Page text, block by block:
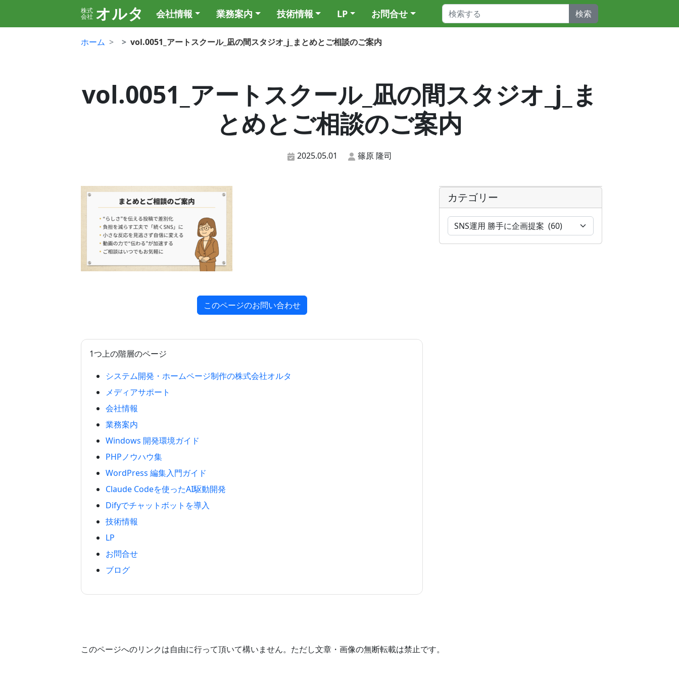
株式
会社 オルタ 会社情報 業務案内 技術情報 LP お問合せ 検索
ホーム vol.0051_アートスクール_凪の間スタジオ_j_まとめとご相談のご案内
vol.0051_アートスクール_凪の間スタジオ_j_ま
とめとご相談のご案内
2025.05.01 篠原 隆司
このページのお問い合わせ
1つ上の階層のページ
システム開発・ホームページ制作の株式会社オルタ
メディアサポート
会社情報
業務案内
Windows 開発環境ガイド
PHPノウハウ集
WordPress 編集入門ガイド
Claude Codeを使ったAI駆動開発
Difyでチャットボットを導入
技術情報
LP
お問合せ
ブログ
カテゴリー
このページへのリンクは自由に行って頂いて構いません。ただし文章・画像の無断転載は禁止です。